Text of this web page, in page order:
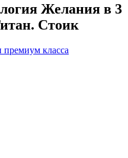
Желания в 3
Стоик
класса